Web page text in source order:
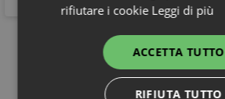
Vedi tutti
rifiutare i cookie Leggi di più
ACCETTA TUTTO
RIFIUTA TUTTO